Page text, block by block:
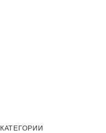
КАТЕГОРИИ